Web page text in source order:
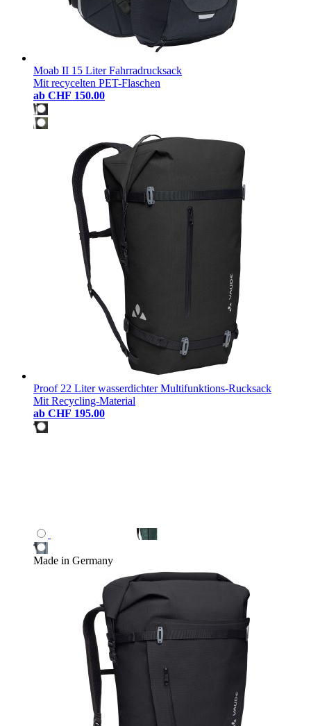
Moab II 15 Liter Fahrradrucksack
Mit recycelten PET-Flaschen
ab CHF 150.00
Proof 22 Liter wasserdichter Multifunktions-Rucksack
Mit Recycling-Material
ab CHF 195.00
Made in Germany